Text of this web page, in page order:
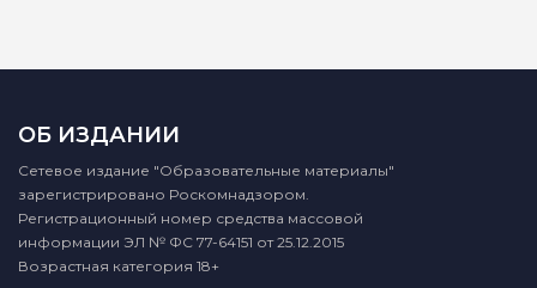
ОБ ИЗДАНИИ
Сетевое издание "Образовательные материалы"
зарегистрировано Роскомнадзором.
Регистрационный номер средства массовой
информации ЭЛ № ФС 77-64151 от 25.12.2015
Возрастная категория 18+